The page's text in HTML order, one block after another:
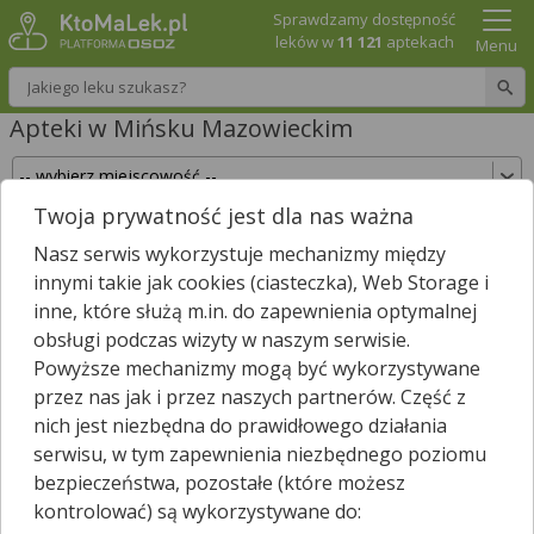
Wpisz nazwę leku
Sprawdzamy dostępność
leków w11 121 aptekach Menu
Apteki w Mińsku Mazowieckim
Sprawdź, które apteki w Mińsku Mazowieckim
posiadają Twój lek i zarezerwuj go już teraz!
Wpisz nazwę leku
W Mińsku Mazowieckim jest
aptek.
Wybierz typ aptek
Twoja prywatność jest dla nas ważna
Nasz serwis wykorzystuje mechanizmy między
innymi takie jak cookies (ciasteczka), Web Storage i
inne, które służą m.in. do zapewnienia optymalnej
obsługi podczas wizyty w naszym serwisie.
Powyższe mechanizmy mogą być wykorzystywane
przez nas jak i przez naszych partnerów. Część z
nich jest niezbędna do prawidłowego działania
serwisu, w tym zapewnienia niezbędnego poziomu
bezpieczeństwa, pozostałe (które możesz
kontrolować) są wykorzystywane do: